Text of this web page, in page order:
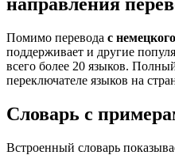
Помимо перевода с
поддерживает и другие
всего более 20 языков.
переключателе языков на
Словарь с
Встроенный словарь